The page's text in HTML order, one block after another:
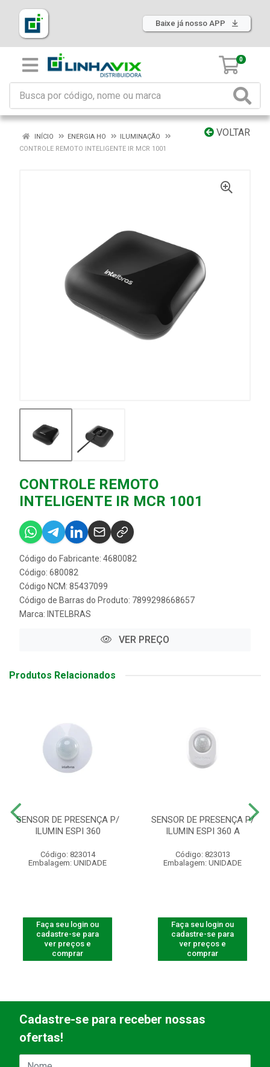
Baixe já nosso APP
0
VOLTAR
INÍCIO ENERGIA HO
ILUMINAÇÃO
CONTROLE REMOTO INTELIGENTE IR MCR 1001
CONTROLE REMOTO
INTELIGENTE IR MCR 1001
Código do Fabricante: 4680082
Código: 680082
Código NCM: 85437099
Código de Barras do Produto: 7899298668657
Marca: INTELBRAS
VER PREÇO
Produtos Relacionados
SENSOR DE PRESENÇA P/
ILUMIN ESPI 360
Código: 823014
Embalagem: UNIDADE
Faça seu login ou
cadastre-se para
ver preços e
comprar
SENSOR DE PRESENÇA P/
ILUMIN ESPI 360 A
Código: 823013
Embalagem: UNIDADE
Faça seu login ou
cadastre-se para
ver preços e
comprar
Cadastre-se para receber nossas
ofertas!